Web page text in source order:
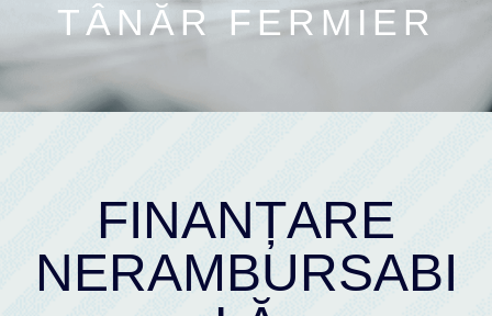
TÂNĂR FERMIER
FINANȚARE
NERAMBURSABI